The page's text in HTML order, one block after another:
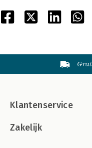
Klantenservice
Zakelijk